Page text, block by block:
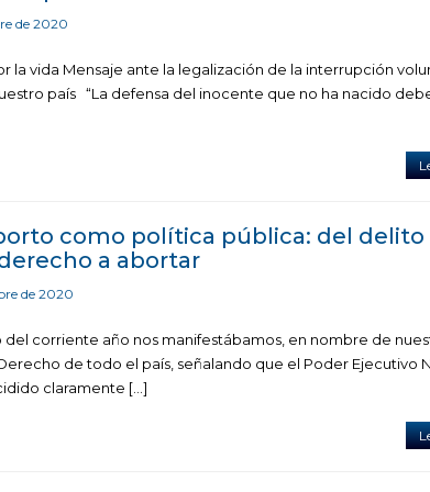
de 2020
la vida Mensaje ante la legalización de la interrupción
país “La defensa del inocente que no ha nacido
como política pública: del delito
a abortar
de 2020
del corriente año nos manifestábamos, en nombre de
de todo el país, señalando que el Poder Ejecutivo
claramente […]